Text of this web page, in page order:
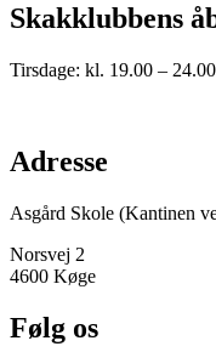
Skakklubbens
Tirsdage: kl. 19.00 –
Adresse
Asgård Skole (Kantinen
Norsvej 2
4600 Køge
Følg os